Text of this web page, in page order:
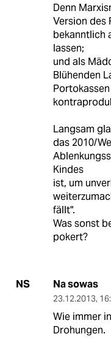
Denn
Version des
bekanntlich
lassen;
und als
Blühenden
Langsam
das 2010/
Kindes
ist, um
fällt".
Was sonst
pokert?
NS Na sowas
23.12.2013,
Wie immer
Drohungen.